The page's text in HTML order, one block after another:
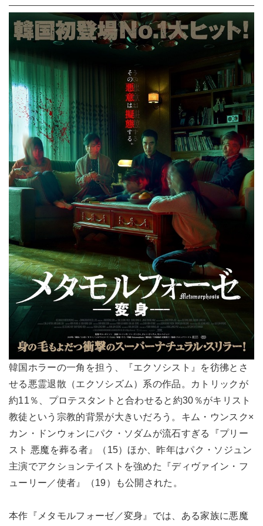
韓国ホラーの一角を担う、『エクソシスト』を彷彿とさ
せる悪霊退散（エクソシズム）系の作品。カトリックが
約11％、プロテスタントと合わせると約30％がキリスト
教徒という宗教的背景が大きいだろう。キム・ウンスク×
カン・ドンウォンにパク・ソダムが流石すぎる『プリー
スト 悪魔を葬る者』（15）ほか、昨年はパク・ソジュン
主演でアクションテイストを強めた『ディヴァイン・フ
ューリー／使者』（19）も公開された。
本作『メタモルフォーゼ／変身』では、ある家族に悪魔